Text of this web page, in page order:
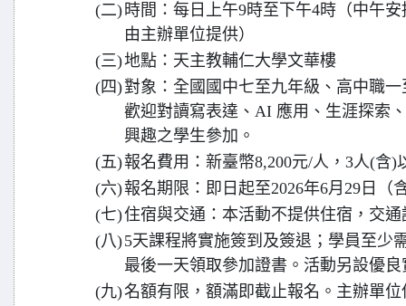
(二)時間：每日上午9時至下午4時（中午
由主辦單位提供）
(三)地點：天主教輔仁大學文華樓
(四)對象：全國國中七至九年級、高中職
歡迎對讀寫表達、AI 應用、生涯探索
興趣之學生參加。
(五)報名費用：新臺幣8,200元/人，3人(含)
(六)報名期限：即日起至2026年6月29日（
(七)住宿與交通：本活動不提供住宿，交
(八)5天課程將實施簽到及簽退；學員至少
最後一天領取參加證書。活動另設優
(九)名額有限，額滿即截止報名。主辦單